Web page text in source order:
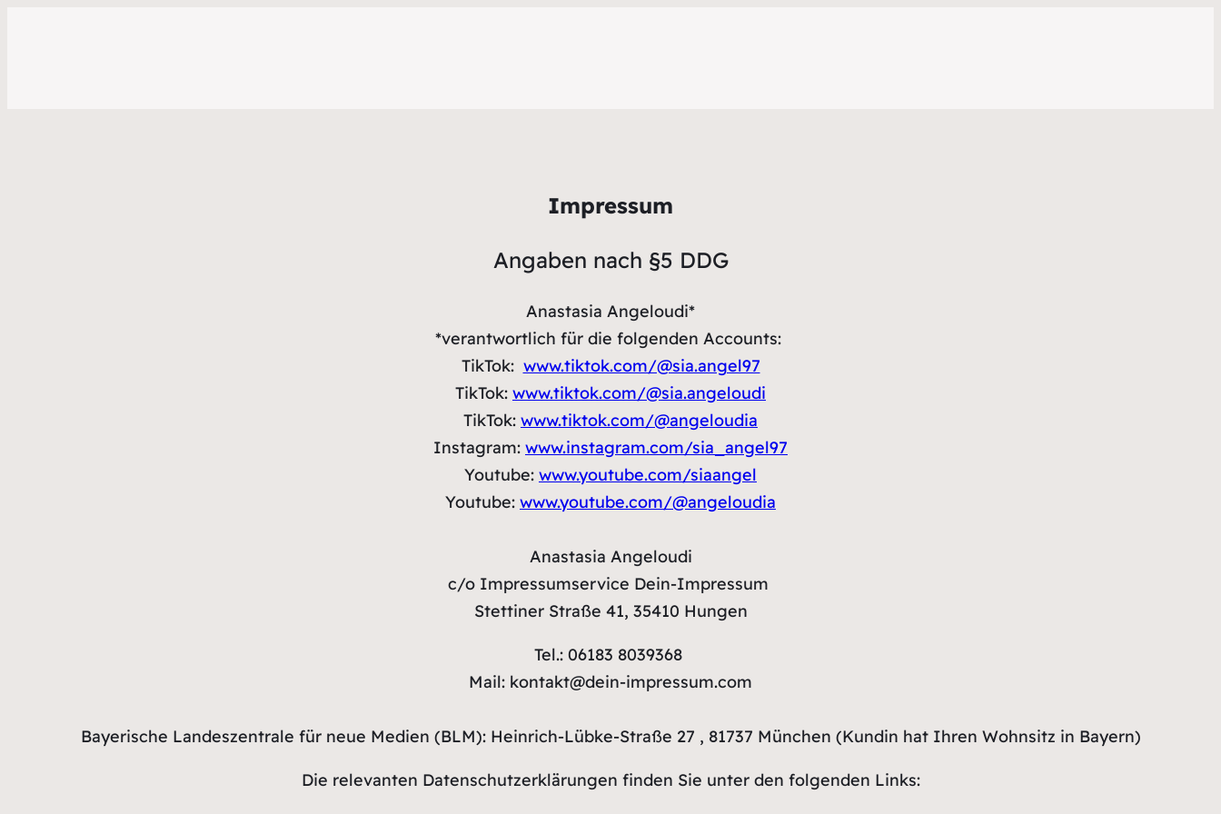
Impressum
Angaben nach §5 DDG
Anastasia Angeloudi*
*verantwortlich für die folgenden Accounts:
TikTok: www.tiktok.com/@sia.angel97
TikTok: www.tiktok.com/@sia.angeloudi
TikTok: www.tiktok.com/@angeloudia
Instagram: www.instagram.com/sia_angel97
Youtube: www.youtube.com/siaangel
Youtube: www.youtube.com/@angeloudia
Anastasia Angeloudi
c/o Impressumservice Dein-Impressum
Stettiner Straße 41, 35410 Hungen
Tel.: 06183 8039368
Mail: kontakt@dein-impressum.com
Bayerische Landeszentrale für neue Medien (BLM): Heinrich-Lübke-Straße 27 , 81737 München (Kundin hat Ihren Wohnsitz in Bayern)
Die relevanten Datenschutzerklärungen finden Sie unter den folgenden Links: